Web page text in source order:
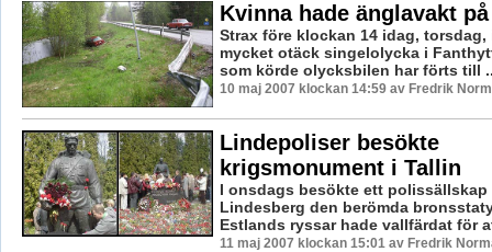
Kvinna hade änglavakt på
Strax före klockan 14 idag, torsdag,
mycket otäck singelolycka i
som körde olycksbilen har förts till
10 maj 2007 klockan 14:59 av Fredrik
Lindepoliser besökte
krigsmonument i Tallin
I onsdags besökte ett polissällskap
Lindesberg den berömda
Estlands ryssar hade vallfärdat för
11 maj 2007 klockan 15:01 av Fredrik